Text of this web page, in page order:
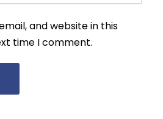
and website in this
time I comment.